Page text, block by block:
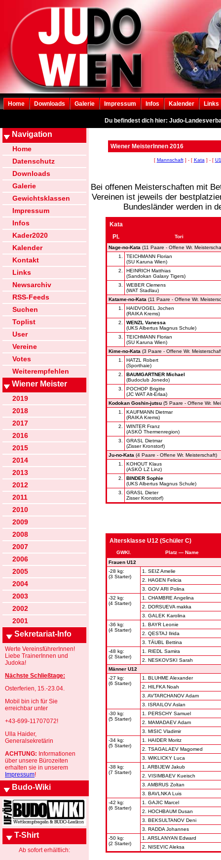
Home Downloads Galerie Impressum Infos Kalender Links
Du befindest dich hier: Judo-
Navigation
Home
Datenschutz
Downloads
Galerie
Gewichtsklassen
Impressum
Infos
Kader2020
Kalender
Kontakt
Links
Newsarchiv
RSS-Feeds
Suchen
Toplist
User
Vereine
Votes
Weiterempfehlen
Wiener Meister
2019
2018
2017
2016
2015
2014
2013
2012
2011
2010
2009
2008
2007
2006
2005
2004
2003
2002
2001
Sekretariat-Info
Werte VereinsführerInnen!
Liebe TrainerInnen und
Judoka!
Nächste Schließtage:
Osterferien, 15.-23.04.
Mobil bin ich für Sie
erreichbar unter
+43-699-11707072!
Ulla Haider,
Generalsekretärin
ACHTUNG: Informationen
über unsere Bürozeiten
erhalten sie in unserem
Impressum!
Budo-Wiki
T-Shirt
Ab sofort erhältlich:
Wiener MeisterInnen 2016
[ Mannschaft] - [ Kata ] - [
Bei offenen Meisterschaften mit
Vereinen ist jeweils der
Bundesländer werden in
Kata
Pl.
Tori
Nage-no-Kata (11 Paare - Offene Wr.
1.
TEICHMANN Florian
(SU Karuna Wien)
2.
HEINRICH Matthias
(Sandokan Galaxy Tigers)
3.
WEBER Clemens
(WAT Stadlau)
Katame-no-Kata (11 Paare - Offene Wr.
1.
HAIDVOGEL Jochen
(RAIKA Krems)
2.
WENZL Vanessa
(UKS Albertus Magnus Schule)
3.
TEICHMANN Florian
(SU Karuna Wien)
Kime-no-Kata (3 Paare - Offene Wr.
1.
HATZL Robert
(Sporthaie)
2.
BAUMGARTNER Michael
(Budoclub Jonedo)
3.
POCHOP Brigitte
(JC WAT Alt-Erlaa)
Kodokan Goshin-jutsu (5 Paare - Offene Wr.
1.
KAUFMANN Dietmar
(RAIKA Krems)
2.
WINTER Franz
(ASKÖ Thermenregion)
3.
GRASL Dietmar
(Zisser Kronstorf)
Ju-no-Kata (4 Paare - Offene Wr. Meisterschaft)
1.
KOHOUT Klaus
(ASKÖ LZ Linz)
2.
BINDER Sophie
(UKS Albertus Magnus Schule)
3.
GRASL Dieter
Zisser Kronstorf)
Altersklasse U12 (Schüler C)
GWKl.
Platz — Name
Frauen U12
-28 kg:
(3 Starter)
1. SEIZ Amelie
2. HAGEN Felicia
3. GOV ARI Polina
-32 kg:
(4 Starter)
1. CHAMBRE Angelina
2. DORSUEVA makka
3. GALEK Karolina
-36 kg:
(4 Starter)
1. BAYR Leonie
2. QESTAJ Ilrida
3. TÄUBL Bettina
-48 kg:
(2 Starter)
1. RIEDL Samira
2. NESKOVSKI Sarah
Männer U12
-27 kg:
(6 Starter)
1. BLUHME Alexander
2. HILFKA Noah
3. AVTARCHANOV Adam
3. ISRAILOV Aslan
-30 kg:
(5 Starter)
1. PERSCHY Samuel
2. MAMADAEV Adam
3. MISIC Vladimir
-34 kg:
(5 Starter)
1. HAIDER Moritz
2. TSAGALAEV Magomed
3. WIKLICKY Luca
-38 kg:
(7 Starter)
1. ARBIJEW Jakub
2. VISIMBAEV Kueisch
3. AMBRUS Zoltan
3. BAVLNKA Luis
-42 kg:
(6 Starter)
1. GAJIC Marcel
2. HOCHBAUM Dusan
3. BEKSULTANOV Deni
3. RADDA Johannes
-50 kg:
(2 Starter)
1. ARSLANYAN Edward
2. NISEVIC Aleksa